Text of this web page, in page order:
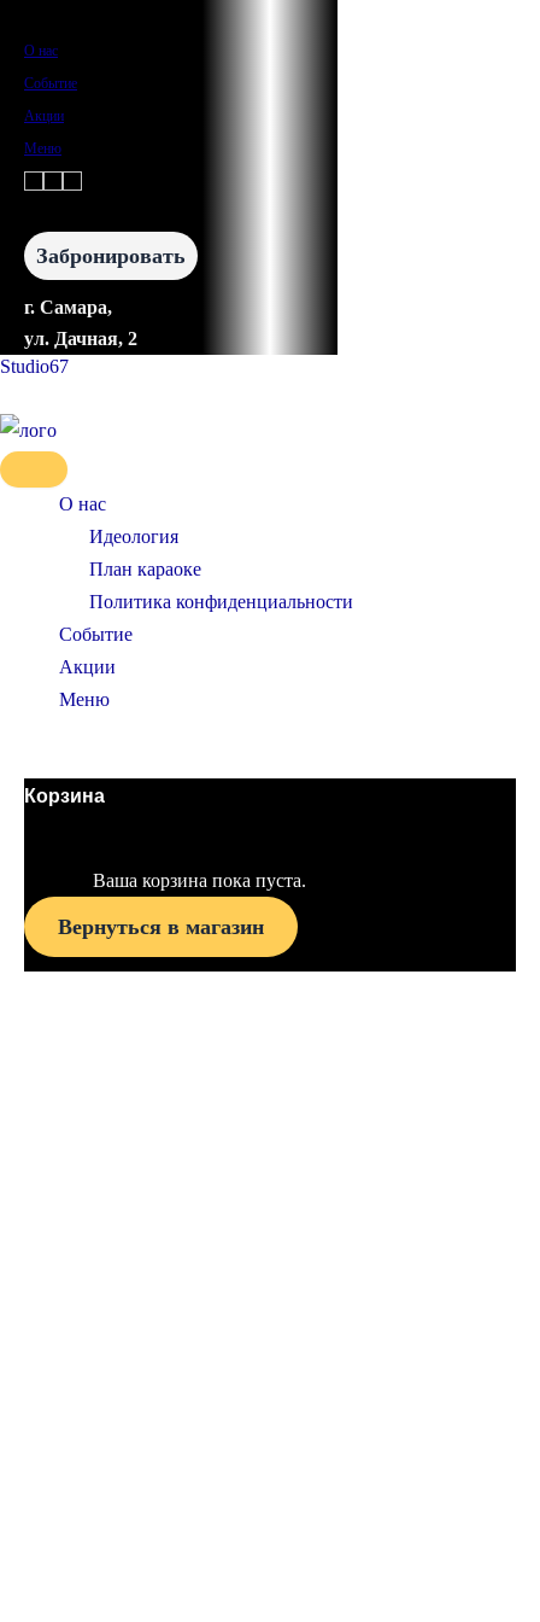
О нас
Событие
Акции
Меню
Забронировать
г. Самара,
ул. Дачная, 2
содержимому
Studio67
О нас
Идеология
План караоке
Политика конфиденциальности
Событие
Акции
Меню
Корзина
Ваша корзина пока пуста.
Вернуться в магазин